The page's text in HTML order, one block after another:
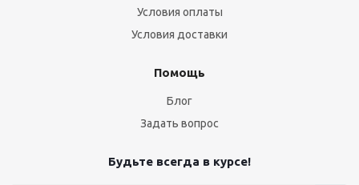
Условия оплаты
Условия доставки
Помощь
Блог
Задать вопрос
Будьте всегда в курсе!